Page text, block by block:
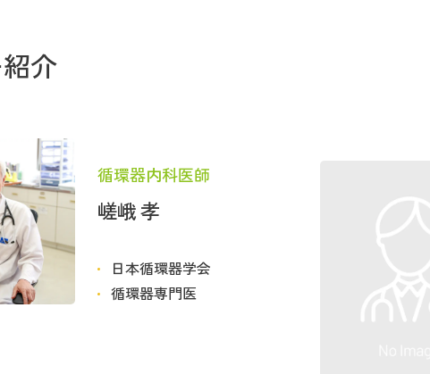
紹介
循環器内科医師
嵯峨 孝
日本循環器学会
循環器専門医